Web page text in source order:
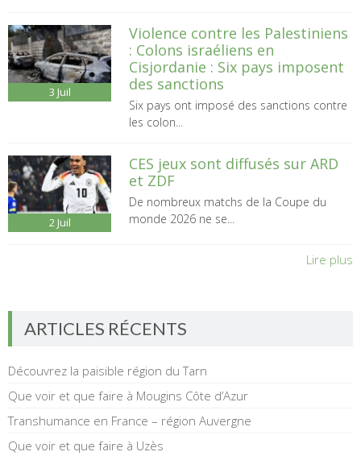
3 Juil
Violence contre les Palestiniens
: Colons israéliens en
Cisjordanie : Six pays imposent
des sanctions
Six pays ont imposé des sanctions contre
les colon...
2 Juil
CES jeux sont diffusés sur ARD
et ZDF
De nombreux matchs de la Coupe du
monde 2026 ne se...
Lire plus
ARTICLES RÉCENTS
Découvrez la paisible région du Tarn
Que voir et que faire à Mougins Côte d’Azur
Transhumance en France – région Auvergne
Que voir et que faire à Uzès